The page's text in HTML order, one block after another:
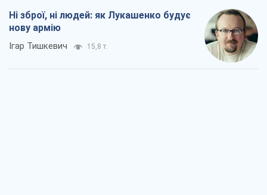
Ні зброї, ні людей: як Лукашенко будує
нову армію
Ігар Тишкевич 15,8 т.